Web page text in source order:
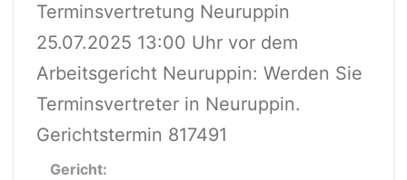
Terminsvertretung Neuruppin
25.07.2025 13:00 Uhr vor dem
Arbeitsgericht Neuruppin: Werden Sie
Terminsvertreter in Neuruppin.
Gerichtstermin 817491
Gericht: